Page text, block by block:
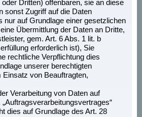
Dritten) offenbaren, sie an diese
sonst Zugriff auf die Daten
nur auf Grundlage einer gesetzlichen
Übermittlung der Daten an Dritte,
gem. Art. 6 Abs. 1 lit. b
erforderlich ist), Sie
rechtliche Verpflichtung dies
unserer berechtigten
von Beauftragten,
Verarbeitung von Daten auf
dies auf Grundlage des Art. 28